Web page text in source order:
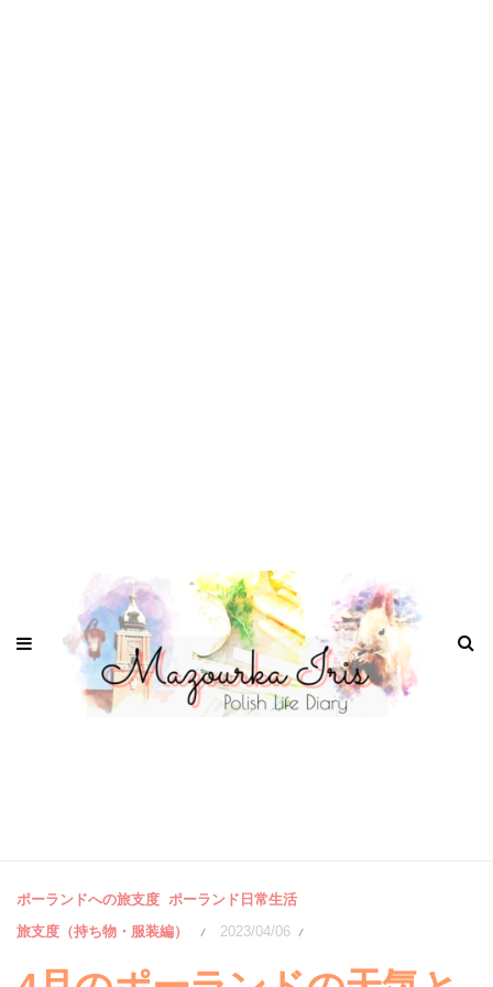
ポーランドへの旅支度 ポーランド日常生活
旅支度（持ち物・服装編）
/ 2023/04/06 /